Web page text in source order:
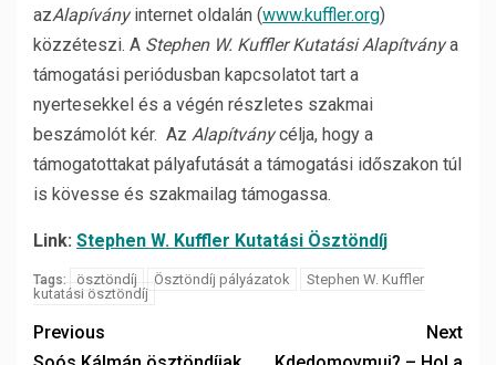
azAlapíványinternet oldalán (www.kuffler.org)
közzéteszi. A Stephen W. Kuffler Kutatási Alapítványa
támogatási periódusban kapcsolatot tart a
nyertesekkel és a végén részletes szakmai
beszámolót kér. Az Alapítványcélja, hogy a
támogatottakat pályafutását a támogatási időszakon túl
is kövesse és szakmailag támogassa.
Link: Stephen W. Kuffler Kutatási Ösztöndíj
Tags: ösztöndíj Ösztöndíj pályázatok
Stephen W. Kuffler
kutatási ösztöndíj
Previous
Next